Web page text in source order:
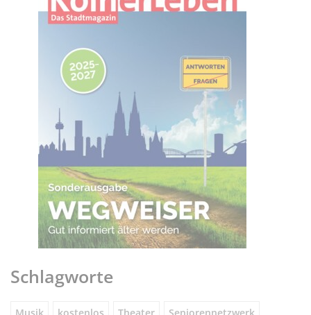
Schlagworte
Musik kostenlos Theater Seniorennetzwerk